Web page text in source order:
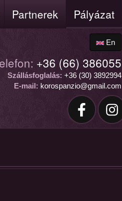
Partnerek Pályázat
En
+36 (66) 386055
Szállásfoglalás: +36 (30) 3892994
E-mail: korospanzio@gmail.com